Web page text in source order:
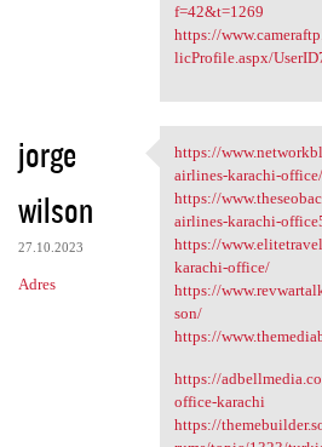
f=42&t=1269
https://
licProfile.aspx/
jorge
wilson
27.10.2023
Adres
https://
https://
airlines-karachi-office/
https://
airlines-karachi-
https://
karachi-office/
https://
son/
https://
https://
office-karachi
https://